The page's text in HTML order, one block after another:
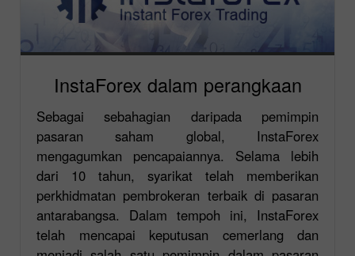
InstaForex dalam perangkaan
Sebagai sebahagian daripada pemimpin
pasaran saham global, InstaForex
mengagumkan pencapaiannya. Selama lebih
dari 10 tahun, syarikat telah memberikan
perkhidmatan pembrokeran terbaik di pasaran
antarabangsa. Dalam tempoh ini, InstaForex
telah mencapai keputusan cemerlang dan